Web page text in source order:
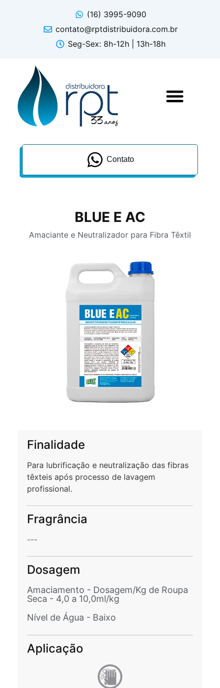
(16) 3995-9090
contato@rptdistribuidora.com.br
Seg-Sex: 8h-12h | 13h-18h
Contato
BLUE E AC
Amaciante e Neutralizador para Fibra Têxtil
Finalidade
Para lubrificação e neutralização das fibras
têxteis após processo de lavagem
profissional.
Fragrância
---
Dosagem
Amaciamento - Dosagem/Kg de Roupa
Seca - 4,0 a 10,0ml/kg
Nível de Água - Baixo
Aplicação